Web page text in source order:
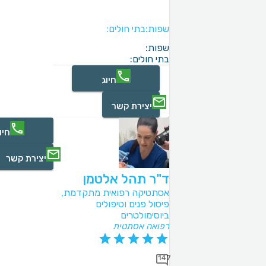
שפות:בתי חולים:
שפות:
בתי חולים:
חיוג
יצירת קשר
ד"ר תהל אלטמן
אסתטיקה רפואית מתקדמת,
פיסול פנים וטיפולים
ביוסימולטרים
רפואה אסתטית
147
יצירת קשר